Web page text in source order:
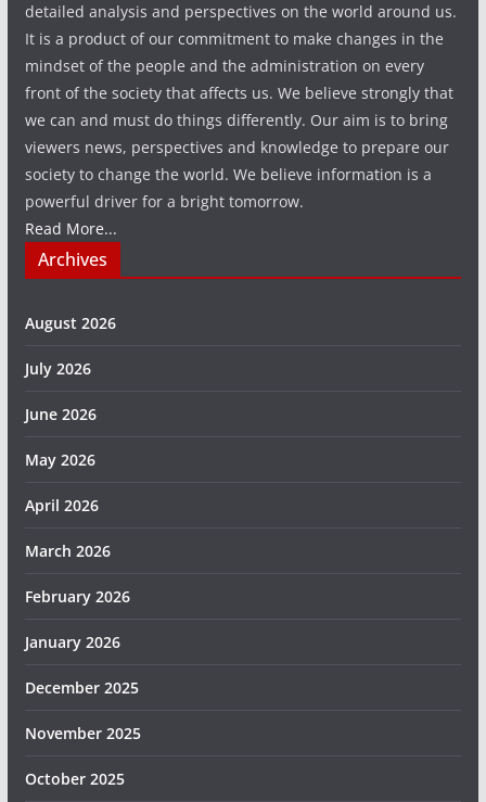
detailed analysis and perspectives on the world around us.
It is a product of our commitment to make changes in the
mindset of the people and the administration on every
front of the society that affects us. We believe strongly that
we can and must do things differently. Our aim is to bring
viewers news, perspectives and knowledge to prepare our
society to change the world. We believe information is a
powerful driver for a bright tomorrow.
Read More...
Archives
August 2026
July 2026
June 2026
May 2026
April 2026
March 2026
February 2026
January 2026
December 2025
November 2025
October 2025